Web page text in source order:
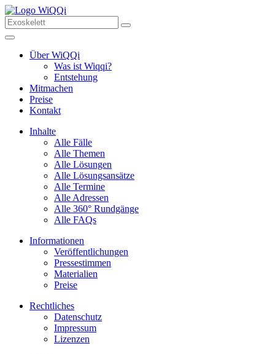
Über WiQQi
Was ist Wiqqi?
Entstehung
Mitmachen
Preise
Kontakt
Inhalte
Alle Fälle
Alle Themen
Alle Lösungen
Alle Lösungsansätze
Alle Termine
Alle Adressen
Alle 360° Rundgänge
Alle FAQs
Informationen
Veröffentlichungen
Pressestimmen
Materialien
Preise
Rechtliches
Datenschutz
Impressum
Lizenzen